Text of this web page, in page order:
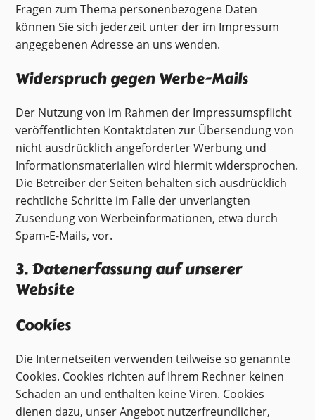
Fragen zum Thema personenbezogene Daten
können Sie sich jederzeit unter der im Impressum
angegebenen Adresse an uns wenden.
Widerspruch gegen Werbe-Mails
Der Nutzung von im Rahmen der Impressumspflicht
veröffentlichten Kontaktdaten zur Übersendung von
nicht ausdrücklich angeforderter Werbung und
Informationsmaterialien wird hiermit widersprochen.
Die Betreiber der Seiten behalten sich ausdrücklich
rechtliche Schritte im Falle der unverlangten
Zusendung von Werbeinformationen, etwa durch
Spam-E-Mails, vor.
3. Datenerfassung auf unserer
Website
Cookies
Die Internetseiten verwenden teilweise so genannte
Cookies. Cookies richten auf Ihrem Rechner keinen
Schaden an und enthalten keine Viren. Cookies
dienen dazu, unser Angebot nutzerfreundlicher,